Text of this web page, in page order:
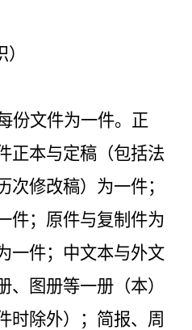
份文件为一件。正
正本与定稿（包括法
次修改稿）为一件；
件；原件与复制件为
一件；中文本与外文
、图册等一册（本）
时除外）；简报、周